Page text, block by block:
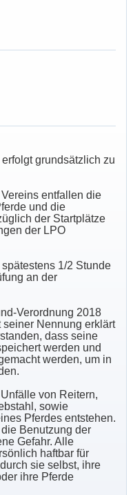
grundsätzlich zu
entfallen die
und die
der Startplätze
der LPO
1/2 Stunde
an der
Verordnung 2018
seiner Nennung erklärt
dass seine
werden und
werden, um in
von Reitern,
sowie
Pferdes entstehen.
Benutzung der
Gefahr. Alle
haftbar für
sie selbst, ihre
ihre Pferde